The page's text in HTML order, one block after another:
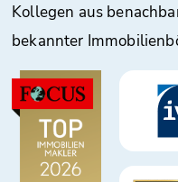
Kollegen aus
bekannter